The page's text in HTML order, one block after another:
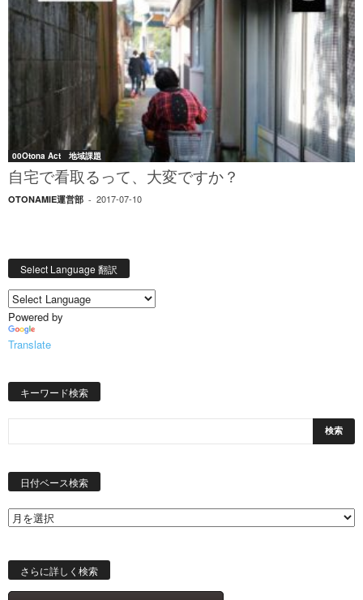
00Otona Act 地域課題
自宅で看取るって、大変ですか？
OTONAMIE運営部 - 2017-07-10
Select Language 翻訳
Powered by
Translate
キーワード検索
日付ベース検索
索
さらに詳しく検索